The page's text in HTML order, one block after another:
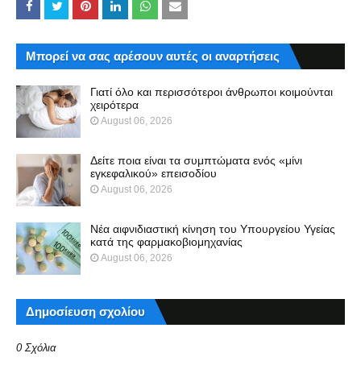
Μπορεί να σας αρέσουν αυτές οι αναρτήσεις
Γιατί όλο και περισσότεροι άνθρωποι κοιμούνται
χειρότερα
August 06, 2026
Δείτε ποια είναι τα συμπτώματα ενός «μίνι
εγκεφαλικού» επεισοδίου
August 06, 2026
Νέα αιφνιδιαστική κίνηση του Υπουργείου Υγείας
κατά της φαρμακοβιομηχανίας
August 06, 2026
Δημοσίευση σχολίου
0 Σχόλια